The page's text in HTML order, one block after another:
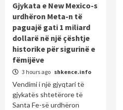
Gjykata e New Mexico-s
urdhëron Meta-n të
paguajë gati 1 miliard
dollarë në një çështje
historike për sigurinë e
fëmijëve
3 hours ago shkence.info
Vendimi i një gjyqtari të
gjykatës shtetërore të
Santa Fe-së urdhëron